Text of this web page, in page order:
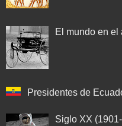
El mundo en el
Presidentes de
Siglo XX